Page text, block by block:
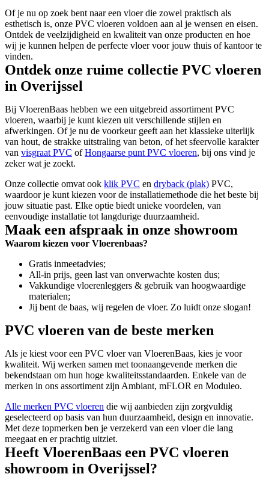
Of je nu op zoek bent naar een vloer die zowel praktisch als
esthetisch is, onze PVC vloeren voldoen aan al je wensen en eisen.
Ontdek de veelzijdigheid en kwaliteit van onze producten en hoe
wij je kunnen helpen de perfecte vloer voor jouw thuis of kantoor te
vinden.
Ontdek onze ruime collectie PVC vloeren
in Overijssel
Bij VloerenBaas hebben we een uitgebreid assortiment PVC
vloeren, waarbij je kunt kiezen uit verschillende stijlen en
afwerkingen. Of je nu de voorkeur geeft aan het klassieke uiterlijk
van hout, de strakke uitstraling van beton, of het sfeervolle karakter
van visgraat PVC ofHongaarse punt PVC vloeren, bij ons vind je
zeker wat je zoekt.
Onze collectie omvat ook klik PVC en dryback (plak) PVC,
waardoor je kunt kiezen voor de installatiemethode die het beste bij
jouw situatie past. Elke optie biedt unieke voordelen, van
eenvoudige installatie tot langdurige duurzaamheid.
Maak een afspraak in onze showroom
Waarom kiezen voor Vloerenbaas?
Gratis inmeetadvies;
All-in prijs, geen last van onverwachte kosten dus;
Vakkundige vloerenleggers & gebruik van hoogwaardige
materialen;
Jij bent de baas, wij regelen de vloer. Zo luidt onze slogan!
PVC vloeren van de beste merken
Als je kiest voor een PVC vloer van VloerenBaas, kies je voor
kwaliteit. Wij werken samen met toonaangevende merken die
bekendstaan om hun hoge kwaliteitsstandaarden. Enkele van de
merken in ons assortiment zijn Ambiant, mFLOR en Moduleo.
Alle merken PVC vloeren die wij aanbieden zijn zorgvuldig
geselecteerd op basis van hun duurzaamheid, design en innovatie.
Met deze topmerken ben je verzekerd van een vloer die lang
meegaat en er prachtig uitziet.
Heeft VloerenBaas een PVC vloeren
showroom in Overijssel?